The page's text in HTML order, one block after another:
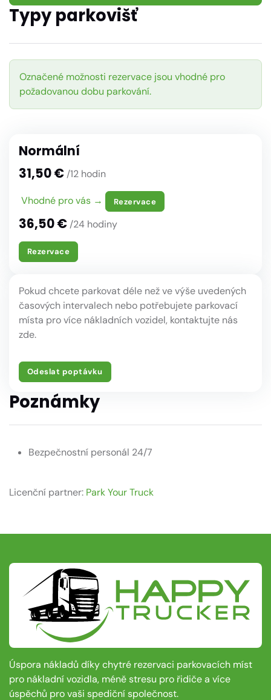
Typy parkovišť
Označené možnosti rezervace jsou vhodné pro
požadovanou dobu parkování.
Normální
31,50 € /12 hodin
Vhodné pro vás → Rezervace
36,50 € /24 hodiny
Rezervace
Pokud chcete parkovat déle než ve výše uvedených
časových intervalech nebo potřebujete parkovací
místa pro více nákladních vozidel, kontaktujte nás
zde.
Odeslat poptávku
Poznámky
Bezpečnostní personál 24/7
Licenční partner: Park Your Truck
Úspora nákladů díky chytré rezervaci parkovacích míst
pro nákladní vozidla, méně stresu pro řidiče a více
úspěchů pro vaši spediční společnost.